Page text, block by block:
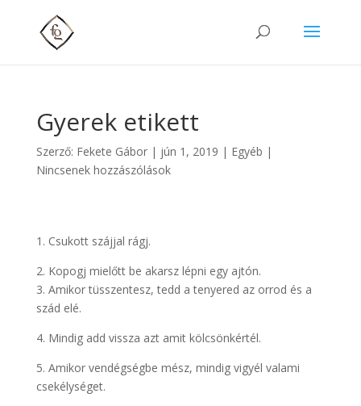
Gyerek etikett
Szerző: Fekete Gábor| jún 1, 2019 | Egyéb |
Nincsenek hozzászólások
1. Csukott szájjal rágj.
2. Kopogj mielőtt be akarsz lépni egy ajtón.
3. Amikor tüsszentesz, tedd a tenyered az orrod és a
szád elé.
4. Mindig add vissza azt amit kölcsönkértél.
5. Amikor vendégségbe mész, mindig vigyél valami
csekélységet.